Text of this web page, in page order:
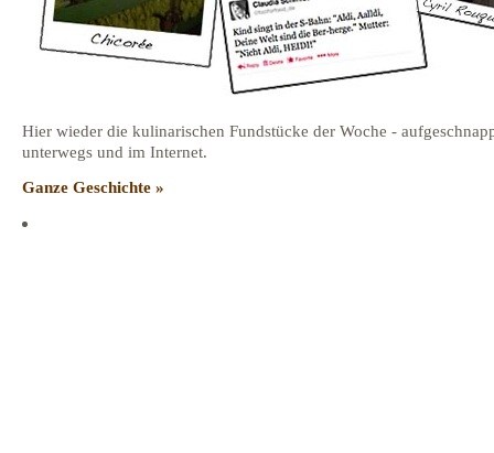
Hier wieder die kulinarischen Fundstücke der Woche -
unterwegs und im Internet.
Ganze Geschichte »